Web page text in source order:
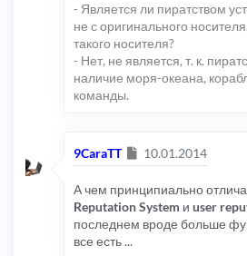
- Является ли пиратством
не с оригинального
такого носителя?
- Нет, не является, т. к.
наличие моря-океана,
команды.
9CaraTT Сообщение
10.01.2014
А чем принципиально
Reputation System и user
последнем вроде больше
все есть ...